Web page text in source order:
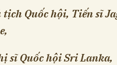
tịch Quốc hội, Tiến sĩ
sĩ Quốc hội Sri Lanka,